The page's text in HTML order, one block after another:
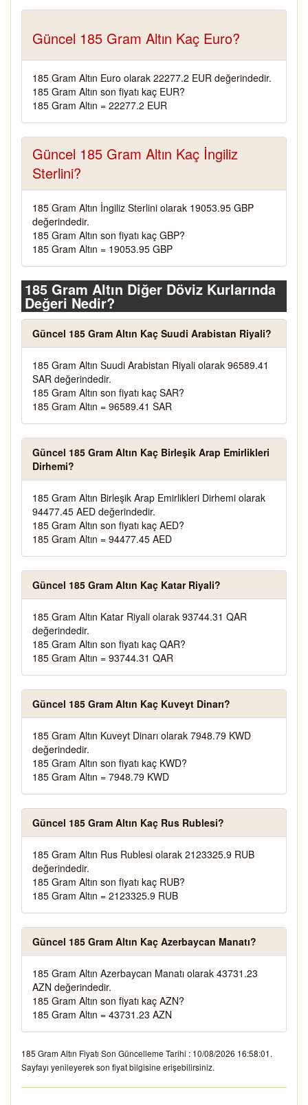
Güncel 185 Gram Altın Kaç Euro?
185 Gram Altın Euro olarak 22277.2 EUR değerindedir.
185 Gram Altın son fiyatı kaç EUR?
185 Gram Altın = 22277.2 EUR
Güncel 185 Gram Altın Kaç İngiliz
Sterlini?
185 Gram Altın İngiliz Sterlini olarak 19053.95 GBP
değerindedir.
185 Gram Altın son fiyatı kaç GBP?
185 Gram Altın = 19053.95 GBP
185 Gram Altın Diğer Döviz Kurlarında
Değeri Nedir?
Güncel 185 Gram Altın Kaç Suudi Arabistan Riyali?
185 Gram Altın Suudi Arabistan Riyali olarak 96589.41
SAR değerindedir.
185 Gram Altın son fiyatı kaç SAR?
185 Gram Altın = 96589.41 SAR
Güncel 185 Gram Altın Kaç Birleşik Arap Emirlikleri
Dirhemi?
185 Gram Altın Birleşik Arap Emirlikleri Dirhemi olarak
94477.45 AED değerindedir.
185 Gram Altın son fiyatı kaç AED?
185 Gram Altın = 94477.45 AED
Güncel 185 Gram Altın Kaç Katar Riyali?
185 Gram Altın Katar Riyali olarak 93744.31 QAR
değerindedir.
185 Gram Altın son fiyatı kaç QAR?
185 Gram Altın = 93744.31 QAR
Güncel 185 Gram Altın Kaç Kuveyt Dinarı?
185 Gram Altın Kuveyt Dinarı olarak 7948.79 KWD
değerindedir.
185 Gram Altın son fiyatı kaç KWD?
185 Gram Altın = 7948.79 KWD
Güncel 185 Gram Altın Kaç Rus Rublesi?
185 Gram Altın Rus Rublesi olarak 2123325.9 RUB
değerindedir.
185 Gram Altın son fiyatı kaç RUB?
185 Gram Altın = 2123325.9 RUB
Güncel 185 Gram Altın Kaç Azerbaycan Manatı?
185 Gram Altın Azerbaycan Manatı olarak 43731.23
AZN değerindedir.
185 Gram Altın son fiyatı kaç AZN?
185 Gram Altın = 43731.23 AZN
185 Gram Altın Fiyatı Son Güncelleme Tarihi : 10/08/2026 16:58:01.
Sayfayı yenileyerek son fiyat bilgisine erişebilirsiniz.